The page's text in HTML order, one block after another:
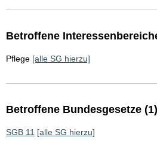
Betroffene
Pflege [alle SG hierzu]
Betroffene Bundesgesetze (1)
SGB 11 [alle SG hierzu]